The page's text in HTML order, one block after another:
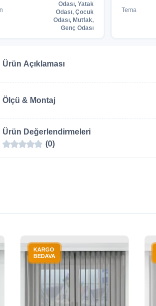
Odası, Yatak
Odası, Çocuk
Odası, Mutfak,
Genç Odası
Tema
Ürün Açıklaması
Ölçü & Montaj
Ürün Değerlendirmeleri
(0)
KARGO
BEDAVA